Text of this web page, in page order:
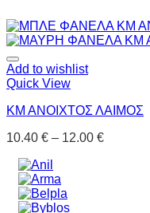
Add to wishlist
Quick View
ΚΜ ΑΝΟΙΧΤΟΣ ΛΑΙΜΟΣ
10.40 € – 12.00 €